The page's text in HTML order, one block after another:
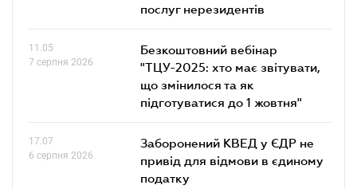
послуг нерезидентів
11.05
7 серпня 2026
Безкоштовний вебінар
"ТЦУ-2025: хто має звітувати,
що змінилося та як
підготуватися до 1 жовтня"
17.07
6 серпня 2026
Заборонений КВЕД у ЄДР не
привід для відмови в єдиному
податку